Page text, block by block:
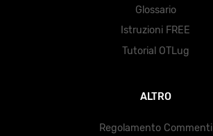
Glossario
Istruzioni FREE
Tutorial OTLug
ALTRO
Regolamento Commenti